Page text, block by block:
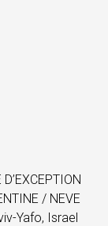
/ NEVE
Yafo, Israel